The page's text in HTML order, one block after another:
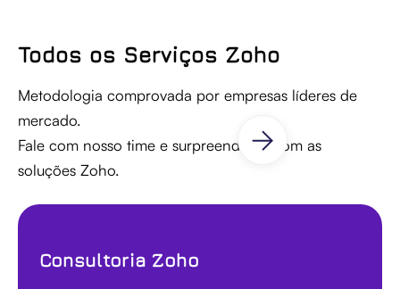
Todos os Serviços Zoho
Metodologia comprovada por empresas líderes de
mercado.
Fale com nosso time e surpreenda-se com as
soluções Zoho.
Consultoria Zoho